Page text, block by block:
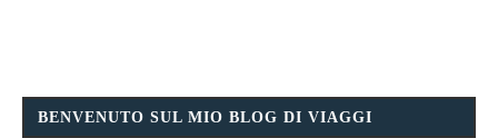
BENVENUTO SUL MIO BLOG DI VIAGGI